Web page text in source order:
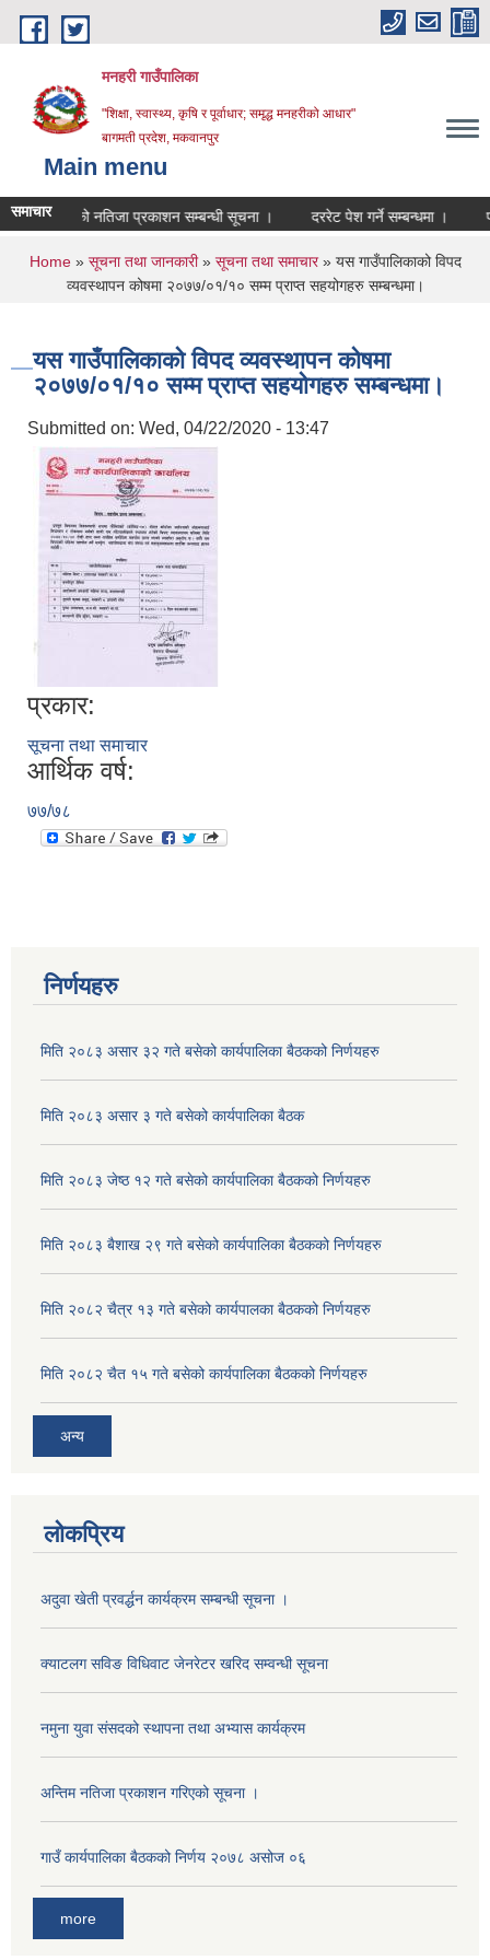
Skip to main content
मनहरी गाउँपालिका
"शिक्षा, स्वास्थ्य, कृषि र पूर्वाधार; समृद्ध मनहरीको आधार"
बागमती प्रदेश, मकवानपुर
Main menu
समाचार
परीक्षाको नतिजा प्रकाशन सम्बन्धी सूचना । दररेट पेश गर्ने सम्बन्धमा ।
You are here
Home» सूचना तथा जानकारी» सूचना तथा समाचार» यस गाउँपालिकाको विपद
व्यवस्थापन कोषमा २०७७/०१/१० सम्म प्राप्त सहयोगहरु सम्बन्धमा।
यस गाउँपालिकाको विपद व्यवस्थापन कोषमा
२०७७/०१/१० सम्म प्राप्त सहयोगहरु सम्बन्धमा।
Submitted on: Wed, 04/22/2020 - 13:47
प्रकार:
सूचना तथा समाचार
आर्थिक वर्ष:
७७/७८
निर्णयहरु
मिति २०८३ असार ३२ गते बसेको कार्यपालिका बैठकको निर्णयहरु
मिति २०८३ असार ३ गते बसेको कार्यपालिका बैठक
मिति २०८३ जेष्ठ १२ गते बसेको कार्यपालिका बैठकको निर्णयहरु
मिति २०८३ बैशाख २९ गते बसेको कार्यपालिका बैठकको निर्णयहरु
मिति २०८२ चैत्र १३ गते बसेको कार्यपालका बैठकको निर्णयहरु
मिति २०८२ चैत १५ गते बसेको कार्यपालिका बैठकको निर्णयहरु
अन्य
लोकप्रिय
अदुवा खेती प्रवर्द्धन कार्यक्रम सम्बन्धी सूचना ।
क्याटलग सविङ विधिवाट जेनरेटर खरिद सम्वन्धी सूचना
नमुना युवा संसदको स्थापना तथा अभ्यास कार्यक्रम
अन्तिम नतिजा प्रकाशन गरिएको सूचना ।
गाउँ कार्यपालिका बैठकको निर्णय २०७८ असोज ०६
more